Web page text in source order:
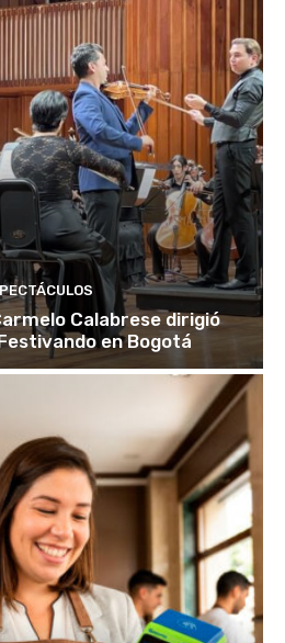
Calabrese dirigió
en Bogotá